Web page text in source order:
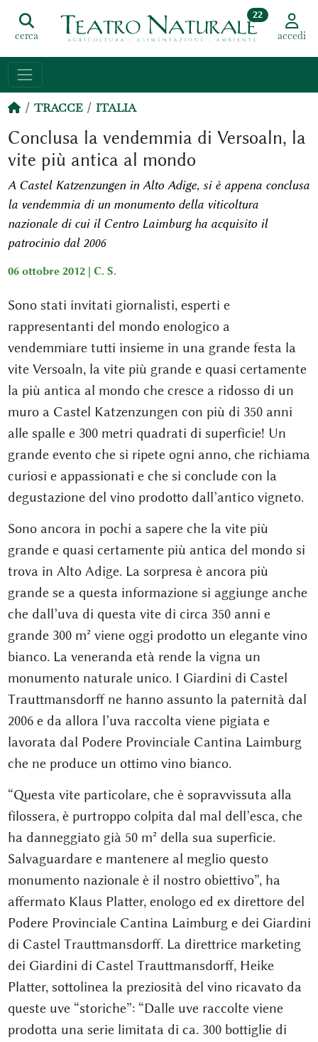
cerca
22
accedi
TRACCE ITALIA
Conclusa la vendemmia di Versoaln, la
vite più antica al mondo
A Castel Katzenzungen in Alto Adige, si è appena conclusa
la vendemmia di un monumento della viticoltura
nazionale di cui il Centro Laimburg ha acquisito il
patrocinio dal 2006
06 ottobre 2012 | C. S.
Sono stati invitati giornalisti, esperti e
rappresentanti del mondo enologico a
vendemmiare tutti insieme in una grande festa la
vite Versoaln, la vite più grande e quasi certamente
la più antica al mondo che cresce a ridosso di un
muro a Castel Katzenzungen con più di 350 anni
alle spalle e 300 metri quadrati di superficie! Un
grande evento che si ripete ogni anno, che richiama
curiosi e appassionati e che si conclude con la
degustazione del vino prodotto dall’antico vigneto.
Sono ancora in pochi a sapere che la vite più
grande e quasi certamente più antica del mondo si
trova in Alto Adige. La sorpresa è ancora più
grande se a questa informazione si aggiunge anche
che dall’uva di questa vite di circa 350 anni e
grande 300 m² viene oggi prodotto un elegante vino
bianco. La veneranda età rende la vigna un
monumento naturale unico. I Giardini di Castel
Trauttmansdorff ne hanno assunto la paternità dal
2006 e da allora l’uva raccolta viene pigiata e
lavorata dal Podere Provinciale Cantina Laimburg
che ne produce un ottimo vino bianco.
“Questa vite particolare, che è sopravvissuta alla
filossera, è purtroppo colpita dal mal dell’esca, che
ha danneggiato già 50 m² della sua superficie.
Salvaguardare e mantenere al meglio questo
monumento nazionale è il nostro obiettivo”, ha
affermato Klaus Platter, enologo ed ex direttore del
Podere Provinciale Cantina Laimburg e dei Giardini
di Castel Trauttmansdorff. La direttrice marketing
dei Giardini di Castel Trauttmansdorff, Heike
Platter, sottolinea la preziosità del vino ricavato da
queste uve “storiche”: “Dalle uve raccolte viene
prodotta una serie limitata di ca. 300 bottiglie di